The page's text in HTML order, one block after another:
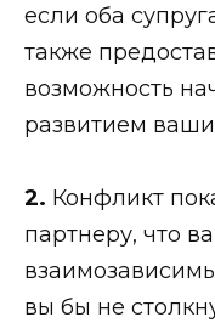
если оба
также
возможность
развитием
2. Конфликт
партнеру, что
вы бы не